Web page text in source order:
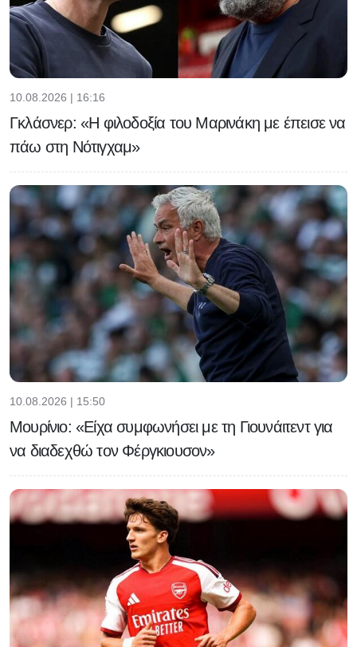
10.08.2026 | 16:16
Γκλάσνερ: «Η φιλοδοξία του Μαρινάκη με έπεισε να
πάω στη Νότιγχαμ»
10.08.2026 | 15:50
Μουρίνιο: «Είχα συμφωνήσει με τη Γιουνάιτεντ για
να διαδεχθώ τον Φέργκιουσον»